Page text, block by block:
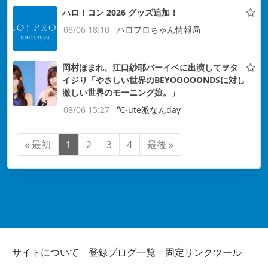
ハロ！コン 2026 グッズ追加！
08/06 18:10
ハロプロちゃん情報局
岡村ほまれ、江口紗耶バーイベに出演してヲタ
イジり「やさしい世界のBEYOOOOONDSに対し
激しい世界のモーニング娘。」
08/06 15:27
℃-ute派なんday
« 最初 1 2 3 4 最後 »
サイトについて 登録ブログ一覧 固定リンクツール